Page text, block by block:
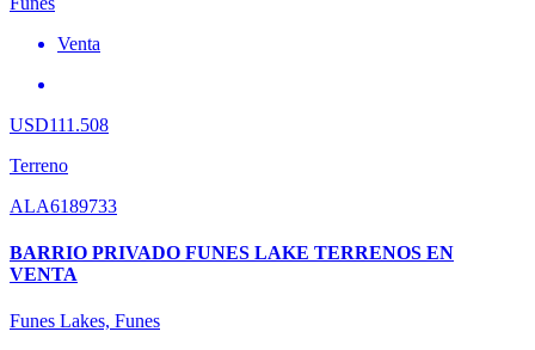
Venta
USD111.508
Terreno
ALA6189733
BARRIO PRIVADO FUNES LAKE TERRENOS EN
VENTA
Funes Lakes, Funes